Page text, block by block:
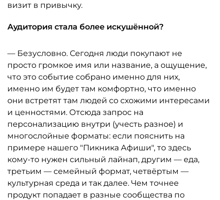
визит в привычку.
Аудитория стала более искушённой?
— Безусловно. Сегодня люди покупают не
просто громкое имя или название, а ощущение,
что это событие собрано именно для них,
именно им будет там комфортно, что именно
они встретят там людей со схожими интересами
и ценностями. Отсюда запрос на
персонализацию внутри (учесть разное) и
многослойные форматы: если пояснить на
примере нашего "Пикника Афиши", то здесь
кому-то нужен сильный лайнап, другим — еда,
третьим — семейный формат, четвёртым —
культурная среда и так далее. Чем точнее
продукт попадает в разные сообщества по